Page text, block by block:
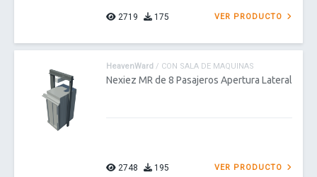
2719 175 VER PRODUCTO
HeavenWard / CON SALA DE MAQUINAS
Nexiez MR de 8 Pasajeros Apertura Lateral
2748 195 VER PRODUCTO